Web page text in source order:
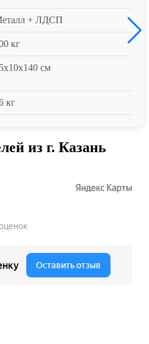
+ ЛДСП
кг
см
кг
из г. Казань